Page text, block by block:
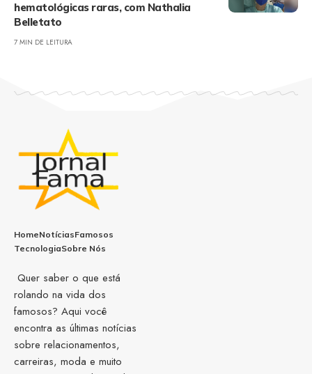
hematológicas raras, com Nathalia
Belletato
7 MIN DE LEITURA
HomeNotíciasFamosos
TecnologiaSobre Nós
Quer saber o que está
rolando na vida dos
famosos? Aqui você
encontra as últimas notícias
sobre relacionamentos,
carreiras, moda e muito